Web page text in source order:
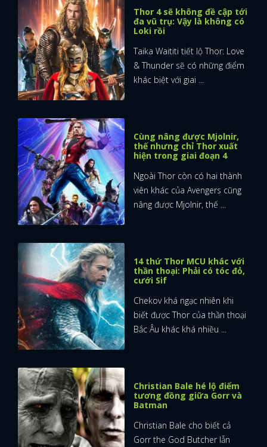
FACEBOOK GOOGLE
Thor 4 sẽ không đề cập tới
đa vũ trụ: Vậy là không có
Loki rồi
Taika Waititi tiết lộ Thor: Love
& Thunder sẽ có những điểm
khác biệt với giai ...
Cùng nâng được Mjolnir,
thế nhưng chỉ Thor xuất
hiện trong giai đoạn 4
Ngoài Thor còn có hai thành
viên khác của Avengers cũng
nâng được Mjolnir, thế ...
14 thứ Thor MCU khác với
thần thoại: Phải có tóc đỏ,
cưới Sif
Chekov khá ngạc nhiên khi
biết được Thor của thần thoại
Bắc Âu khác khá nhiều ...
Christian Bale hé lộ điểm
tương đồng giữa Gorr và
Batman
Christian Bale cho biết cả
Gorr the God Butcher lẫn